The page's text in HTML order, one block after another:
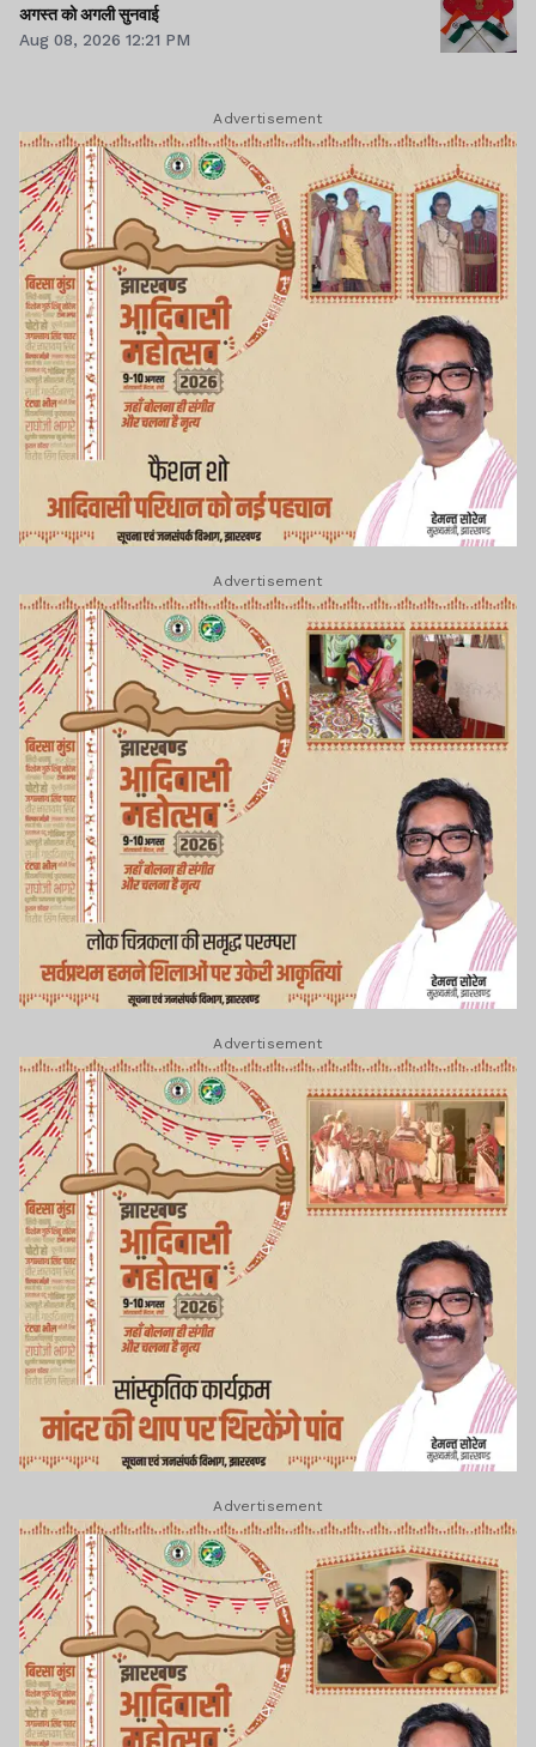
अगस्त को अगली सुनवाई
Aug 08, 2026 12:21 PM
Advertisement
Advertisement
Advertisement
Advertisement